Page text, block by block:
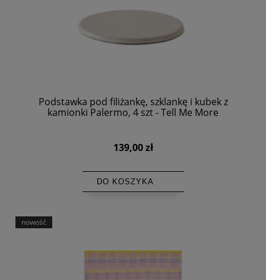
Podstawka pod filiżankę, szklankę i kubek z
kamionki Palermo, 4 szt - Tell Me More
139,00 zł
DO KOSZYKA
nowość